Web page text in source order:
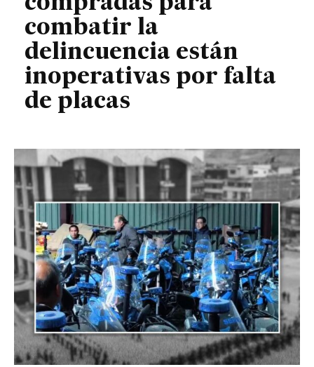
combatir la
delincuencia están
inoperativas por falta
de placas